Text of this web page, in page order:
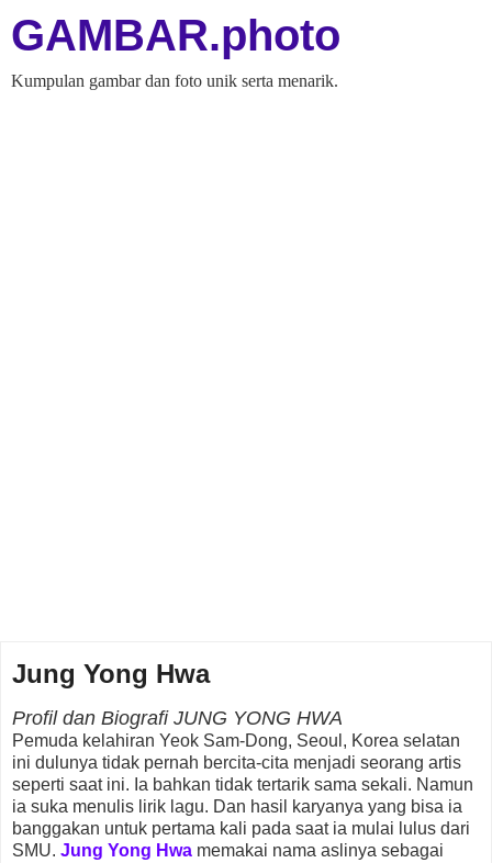
GAMBAR.photo
Kumpulan gambar dan foto unik serta menarik.
Jung Yong Hwa
Profil dan Biografi JUNG YONG HWA
Pemuda kelahiran Yeok Sam-Dong, Seoul, Korea selatan
ini dulunya tidak pernah bercita-cita menjadi seorang artis
seperti saat ini. Ia bahkan tidak tertarik sama sekali. Namun
ia suka menulis lirik lagu. Dan hasil karyanya yang bisa ia
banggakan untuk pertama kali pada saat ia mulai lulus dari
SMU. Jung Yong Hwa memakai nama aslinya sebagai